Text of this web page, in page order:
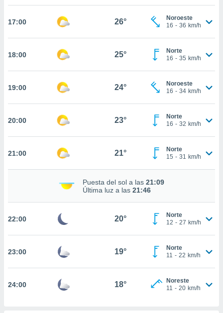
de
En
de que
sean
el sitio
para
aunque
no
abono
17:00 26°
Noroeste
16 - 36 km/h
18:00 25°
Norte
16 - 35 km/h
19:00 24°
Noroeste
16 - 34 km/h
20:00 23°
Norte
16 - 32 km/h
21:00 21°
Norte
15 - 31 km/h
Puesta del sol a las 21:09
Última luz a las 21:46
22:00 20°
Norte
12 - 27 km/h
23:00 19°
Norte
11 - 22 km/h
24:00 18°
Noreste
11 - 20 km/h